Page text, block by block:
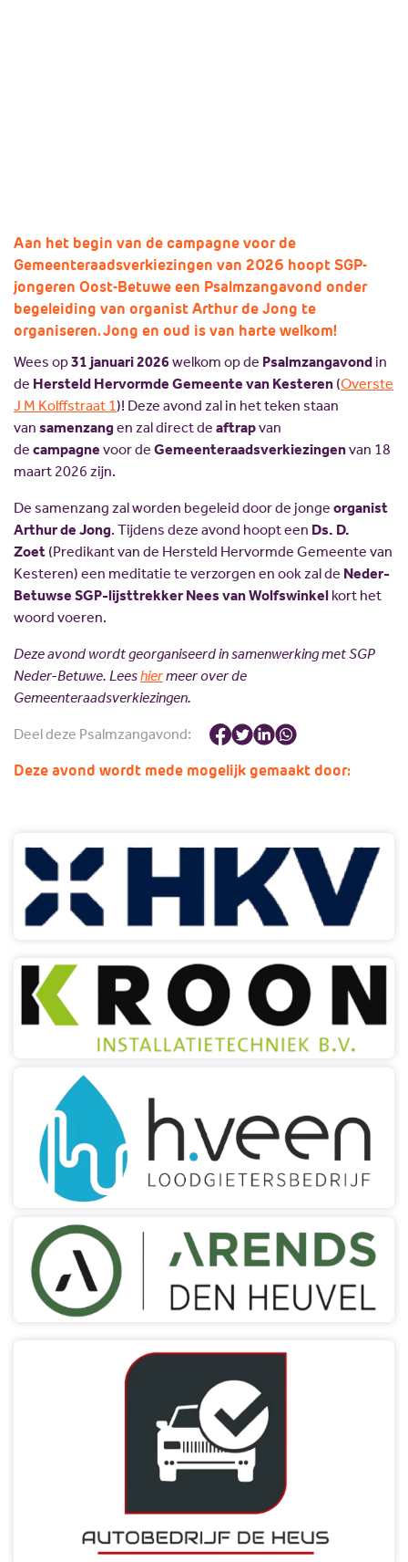
Aan het begin van de campagne voor de
Gemeenteraadsverkiezingen van 2026 hoopt SGP-
jongeren Oost-Betuwe een Psalmzangavond onder
begeleiding van organist Arthur de Jong te
organiseren. Jong en oud is van harte welkom!
Wees op31 januari 2026welkom op de Psalmzangavond in
de Hersteld Hervormde Gemeente van Kesteren (Overste
J M Kolffstraat 1)! Deze avond zal in het teken staan
van samenzangen zal direct de aftrapvan
de campagne voor de Gemeenteraadsverkiezingenvan 18
maart 2026 zijn.
De samenzang zal worden begeleid door de jonge organist
Arthur de Jong. Tijdens deze avond hoopt een Ds. D.
Zoet (Predikant van de Hersteld Hervormde Gemeente van
Kesteren) een meditatie te verzorgen en ook zal de Neder-
Betuwse SGP-lijsttrekker Nees van Wolfswinkel kort het
woord voeren.
Deze avond wordt georganiseerd in samenwerking met SGP
Neder-Betuwe. Leeshiermeer over de
Gemeenteraadsverkiezingen.
Deel deze Psalmzangavond:
Deze avond wordt mede mogelijk gemaakt door: